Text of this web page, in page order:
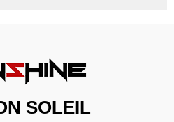
SOLEIL